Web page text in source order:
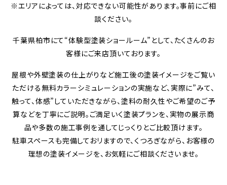
※エリアによっては、対応できない可能性があります。事前にご相
談ください。
千葉県柏市にて“体験型塗装ショールーム”として、たくさんのお
客様にご来店頂いております。
屋根や外壁塗装の仕上がりなど施工後の塗装イメージをご覧い
ただける無料カラーシミュレーションの実施など、実際に”みて、
触って、体感”していただきながら、塗料の耐久性やご希望のご予
算などを丁寧にご説明。ご満足いく塗装プランを、実物の展示商
品や多数の施工事例を通してじっくりとご比較頂けます。
駐車スペースも完備しておリますので、くつろぎながら、お客様の
理想の塗装イメージを、お気軽にご相談くださいませ。